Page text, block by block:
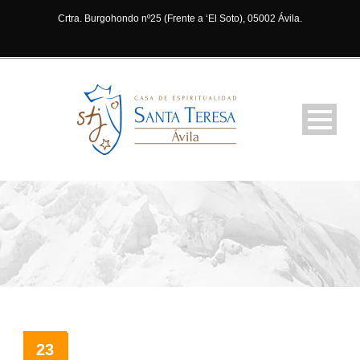
Crtra. Burgohondo nº25 (Frente a ‘El Soto), 05002 Ávila.
23